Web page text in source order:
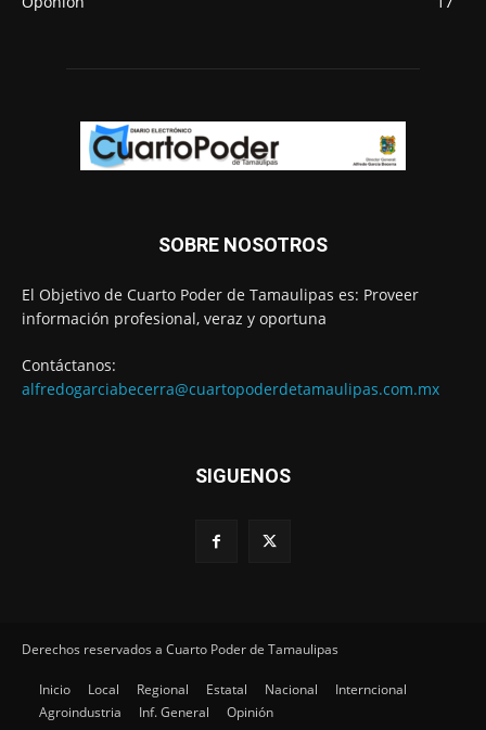
SOBRE NOSOTROS
El Objetivo de Cuarto Poder de Tamaulipas es: Proveer
información profesional, veraz y oportuna
Contáctanos:
alfredogarciabecerra@cuartopoderdetamaulipas.com.mx
SIGUENOS
Derechos reservados a Cuarto Poder de Tamaulipas
Inicio Local Regional Estatal Nacional
Interncional
Agroindustria
Inf. General Opinión